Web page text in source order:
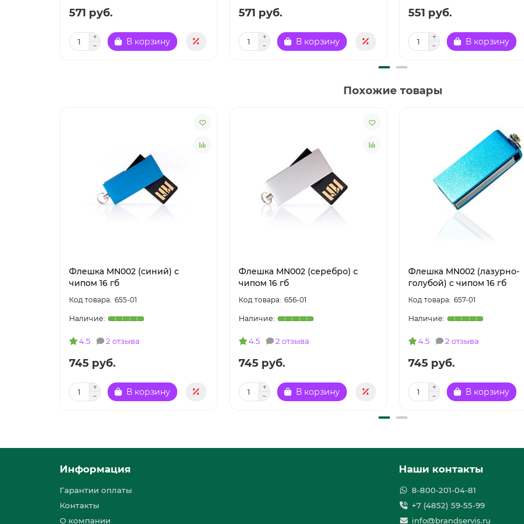
571 руб.
В корзину
571 руб.
В корзину
551 руб.
В корзину
Похожие товары
Флешка MN002 (синий) с
чипом 16 гб
655-01
4.5 2 отзыва
745 руб.
В корзину
Флешка MN002 (серебро) с
чипом 16 гб
656-01
4.5 2 отзыва
745 руб.
В корзину
Флешка MN002 (лазурно-
голубой) с чипом 16 гб
657-01
4.5 2 отзыва
745 руб.
В корзину
Информация
Гарантии оплаты
Контакты
О компании
Наши контакты
8-800-201-04-81
+7 (4852) 59-55-99
info@brandservis.ru